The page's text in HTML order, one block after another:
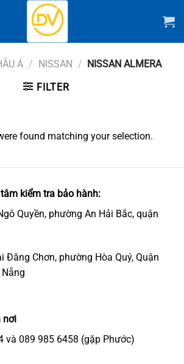
Á / NISSAN / NISSAN ALMERA
FILTER
found matching your selection.
kiểm tra bảo hành:
Quyền, phường An Hải Bắc, quận
Đăng Chơn, phường Hòa Quý, Quận
nơi
và 089 985 6458 (gặp Phước)